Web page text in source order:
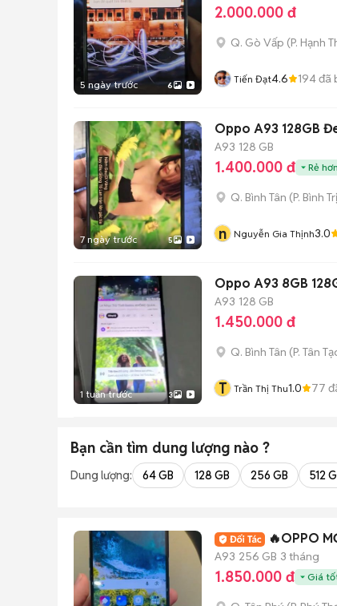
5 ngày trước 6
2.000.000 đ
Q. Gò Vấp (P. Hạnh
Tiến Đạt4.6 194đã
7 ngày trước 5
Oppo A93 128GB
A93 128 GB
1.400.000 đ Rẻ hơn
Q. Bình Tân (P. Bình
n Nguyễn Gia Thịnh3.0
1 tuần trước 3
Oppo A93 8GB
A93 128 GB
1.450.000 đ
Q. Bình Tân (P. Tân
T Trần Thị Thu1.0 77
Bạn cần tìm dung lượng nào ?
Dung lượng: 64 GB 128 GB 256 GB 512
🔥OPPO
A93 256 GB 3 tháng
1.850.000 đ Giá